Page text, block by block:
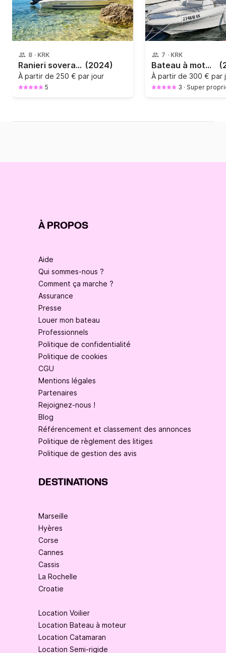
8 · KRK
Ranieri soverato (2024)
À partir de 250 € par jour
5
7 · KRK
Bateau à moteur Prince 560 open 130cv
À partir de 300 € par
3 · Super
À PROPOS
Aide
Qui sommes-nous ?
Comment ça marche ?
Assurance
Presse
Louer mon bateau
Professionnels
Politique de confidentialité
Politique de cookies
CGU
Mentions légales
Partenaires
Rejoignez-nous !
Blog
Référencement et classement des annonces
Politique de règlement des litiges
Politique de gestion des avis
DESTINATIONS
Marseille
Hyères
Corse
Cannes
Cassis
La Rochelle
Croatie
Location Voilier
Location Bateau à moteur
Location Catamaran
Location Semi-rigide